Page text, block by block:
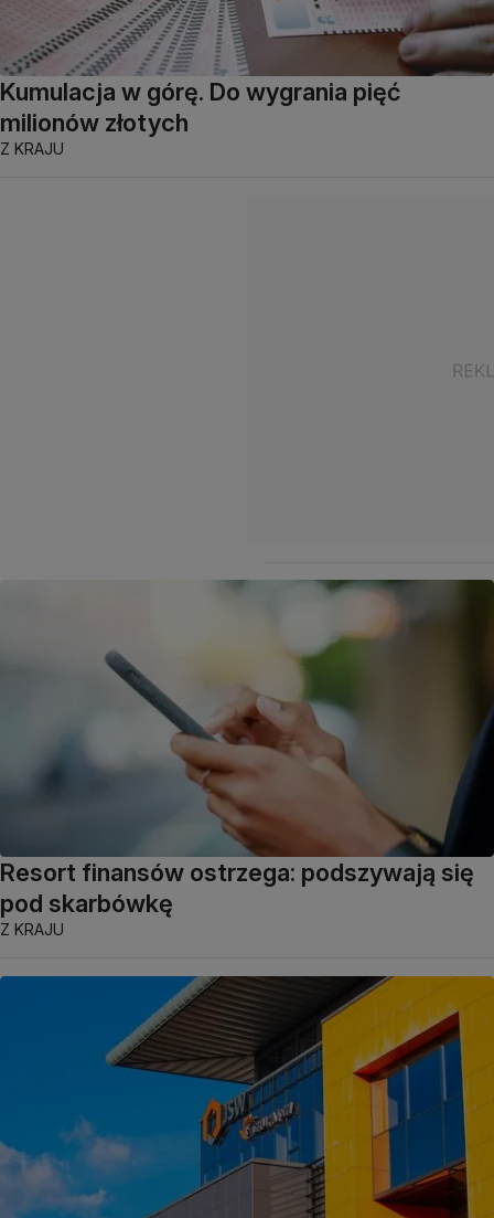
Kumulacja w górę. Do wygrania pięć
milionów złotych
Z KRAJU
Resort finansów ostrzega: podszywają się
pod skarbówkę
Z KRAJU